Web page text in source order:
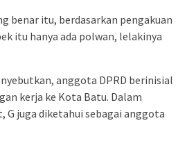
benar itu, berdasarkan pengakuan
itu hanya ada polwan, lelakinya
anggota DPRD berinisial
kerja ke Kota Batu. Dalam
G juga diketahui sebagai anggota